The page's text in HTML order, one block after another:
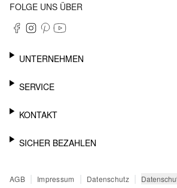
FOLGE UNS ÜBER
UNTERNEHMEN
KARRIERE
SERVICE
NEWSLETTER
MEIN KONTO
RÜCKGABE
KONTAKT
SUPPORT
SICHER BEZAHLEN
PAYPAL
AGB | Impressum | Datenschutz |